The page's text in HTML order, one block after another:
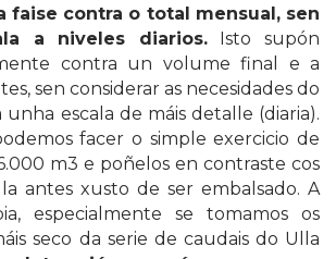
faise contra o total mensual, sen
a niveles diarios.Isto supón
contra un volume final e a
sen considerar as necesidades do
unha escala de máis detalle (diaria).
facer o simple exercicio de
m3 e poñelos en contraste cos
antes xusto de ser embalsado. A
especialmente se tomamos os
seco da serie de caudais do Ulla